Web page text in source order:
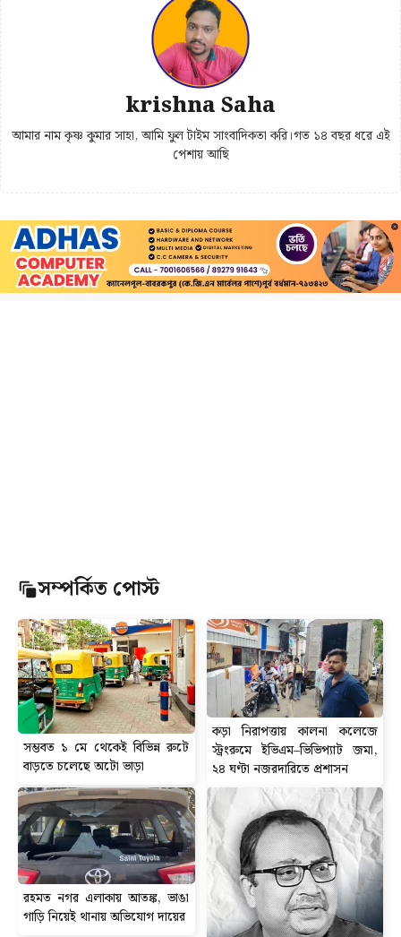
krishna Saha
আমার নাম কৃষ্ণ কুমার সাহা, আমি ফুল টাইম সাংবাদিকতা করি।গত ১৪ বছর ধরে এই
পেশায় আছি
সম্পর্কিত পোস্ট
সম্ভবত ১ মে থেকেই বিভিন্ন রুটে
বাড়তে চলেছে অটো ভাড়া
কড়া নিরাপত্তায় কালনা কলেজে
স্ট্রংরুমে ইভিএম–ভিভিপ্যাট জমা,
২৪ ঘণ্টা নজরদারিতে প্রশাসন
রহমত নগর এলাকায় আতঙ্ক, ভাঙা
গাড়ি নিয়েই থানায় অভিযোগ দায়ের